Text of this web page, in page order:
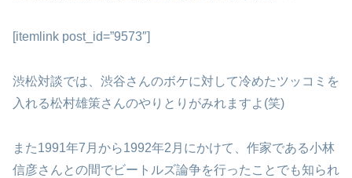
[itemlink post_id=”9573″]
渋松対談では、渋谷さんのボケに対して冷めたツッコミを
入れる松村雄策さんのやりとりがみれますよ(笑)
また1991年7月から1992年2月にかけて、作家である小林
信彦さんとの間でビートルズ論争を行ったことでも知られ